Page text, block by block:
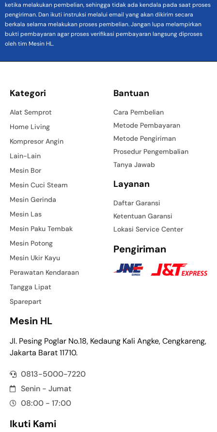
ketika melakukan pembelian, sehingga tidak ada kendala pada saat proses
pengiriman. Dan ikuti instruksi melalui email yang akan dikirim secara
berkala selama melakukan proses pembelian. Jangan lupa melampirkan
bukti pembayaran agar proses verifikasi pembayaran langsung diproses
oleh tim Mesin HL.
Kategori
Alat Semprot
Home Living
Kompresor Angin
Lain-Lain
Mesin Bor
Mesin Cuci Steam
Mesin Gerinda
Mesin Las
Mesin Paku Tembak
Mesin Potong
Mesin Ukir Kayu
Perawatan Kendaraan
Tangga Lipat
Sparepart
Bantuan
Cara Pembelian
Metode Pembayaran
Metode Pengiriman
Prosedur Pengembalian
Tanya Jawab
Layanan
Daftar Garansi
Ketentuan Garansi
Lokasi Service Center
Pengiriman
Mesin HL
Jl. Pesing Poglar No.18, Kedaung Kali Angke, Cengkareng,
Jakarta Barat 11710.
0813-5000-7220
Senin - Jumat
08:00 - 17:00
Ikuti Kami